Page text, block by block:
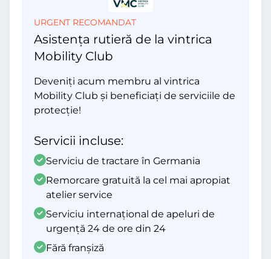
URGENT RECOMANDAT
Asistența rutieră de la vintrica
Mobility Club
Deveniți acum membru al vintrica
Mobility Club și beneficiați de serviciile de
protecție!
Servicii incluse:
Serviciu de tractare în Germania
Remorcare gratuită la cel mai apropiat
atelier service
Serviciu internațional de apeluri de
urgență 24 de ore din 24
Fără franșiză